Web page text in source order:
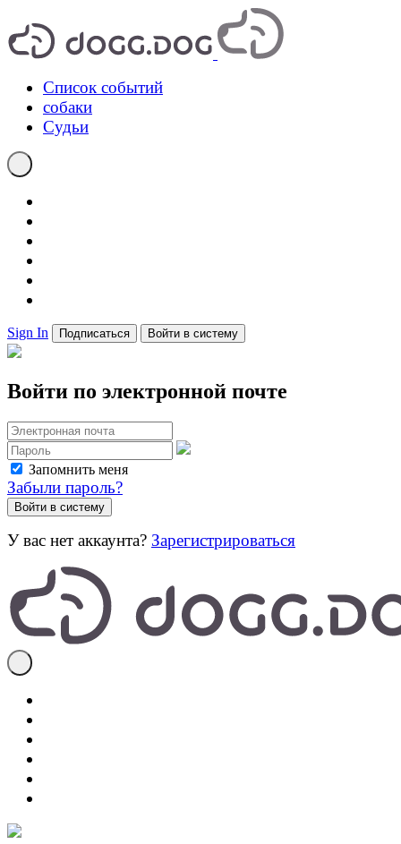
Список событий
собаки
Судьи
Sign In Подписаться Войти в систему
Войти по электронной почте
Запомнить меня
Забыли пароль?
У вас нет аккаунта? Зарегистрироваться